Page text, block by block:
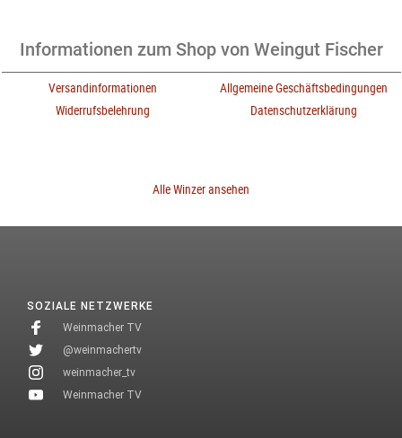
Informationen zum Shop von Weingut Fischer
Versandinformationen
Allgemeine Geschäftsbedingungen
Widerrufsbelehrung
Datenschutzerklärung
Alle Winzer ansehen
SOZIALE NETZWERKE
Weinmacher TV
@weinmachertv
weinmacher_tv
Weinmacher TV